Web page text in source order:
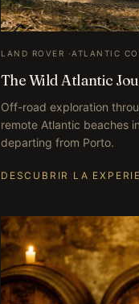
LAND ROVER ·ATLANTIC
The Wild Atlantic
Off-road exploration
remote Atlantic beaches
departing from Porto.
DESCUBRIR LA